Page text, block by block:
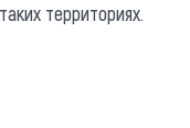
территориях.